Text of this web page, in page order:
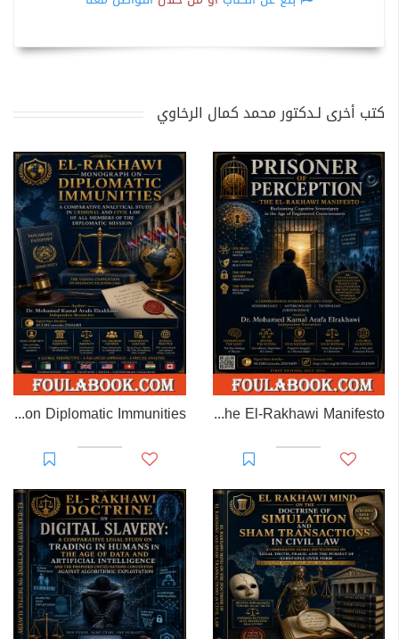
كتب أخرى لـدكتور محمد كمال الرخاوي
Prisoner of Perception: The El-Rakhawi Manifesto
EL-RAKHAWI MONOGRAPH on Diplomatic Immunities